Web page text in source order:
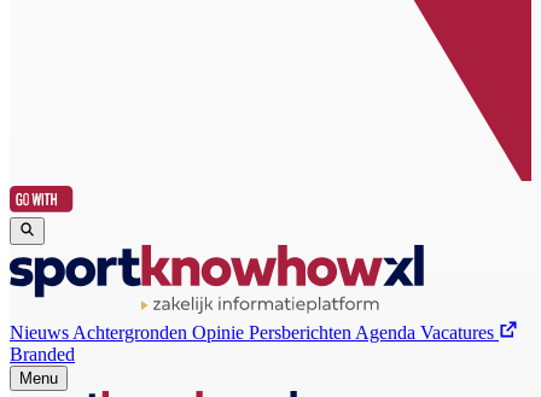
Nieuws Achtergronden Opinie Persberichten Agenda Vacatures
Branded
Menu